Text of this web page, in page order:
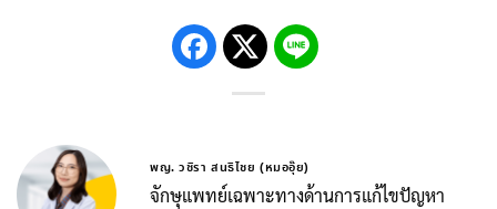
พญ. วชิรา สนธิไชย (หมออุ๊ย)
จักษุแพทย์เฉพาะทางด้านการแก้ไขปัญหา